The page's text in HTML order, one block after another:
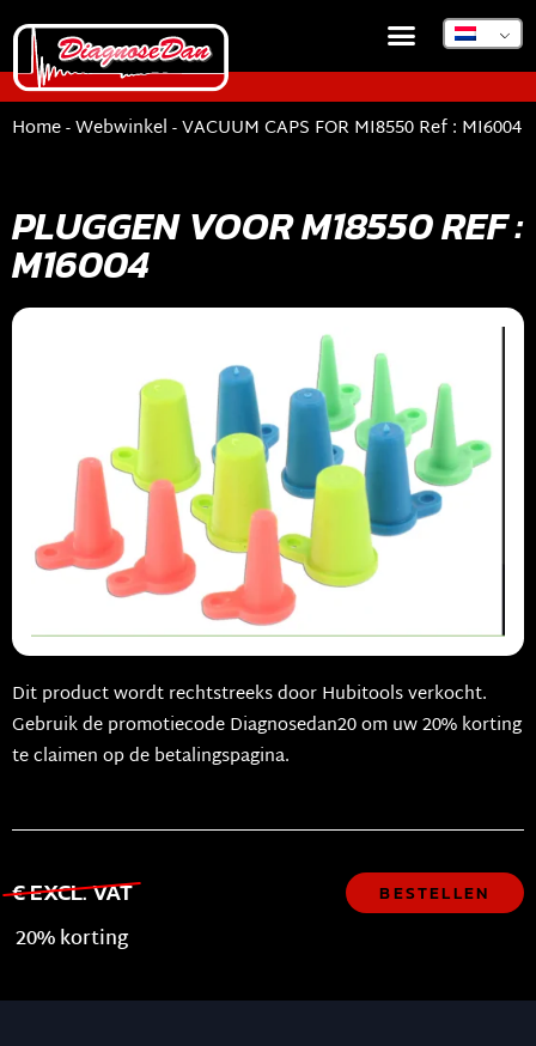
Home-Webwinkel-VACUUM CAPS FOR MI8550 Ref : MI6004
PLUGGEN VOOR M18550 REF :
M16004
Dit product wordt rechtstreeks door Hubitools verkocht.
Gebruik de promotiecode Diagnosedan20 om uw 20% korting
te claimen op de betalingspagina.
€ EXCL. VAT BESTELLEN
20% korting